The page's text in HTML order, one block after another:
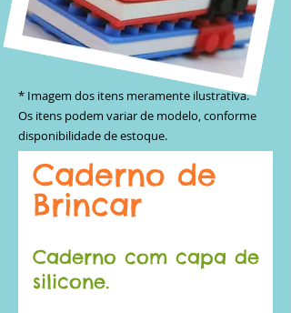
* Imagem dos itens meramente ilustrativa.
Os itens podem variar de modelo, conforme
disponibilidade de estoque.
Caderno de
Brincar
Caderno com capa de
silicone.